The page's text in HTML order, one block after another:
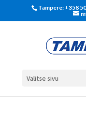
Tampere: +358
Valitse sivu